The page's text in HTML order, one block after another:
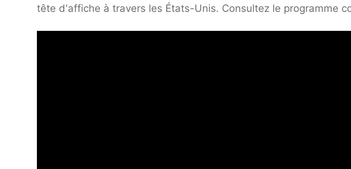
tête d'affiche à travers les États-Unis. Consultez le programme